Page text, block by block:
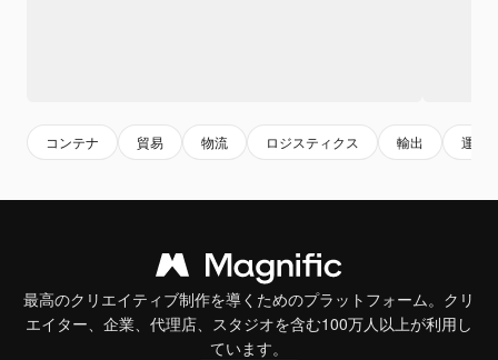
コンテナ 貿易 物流 ロジスティクス 輸出 運送
最高のクリエイティブ制作を導くためのプラットフォーム。クリ
エイター、企業、代理店、スタジオを含む100万人以上が利用し
ています。